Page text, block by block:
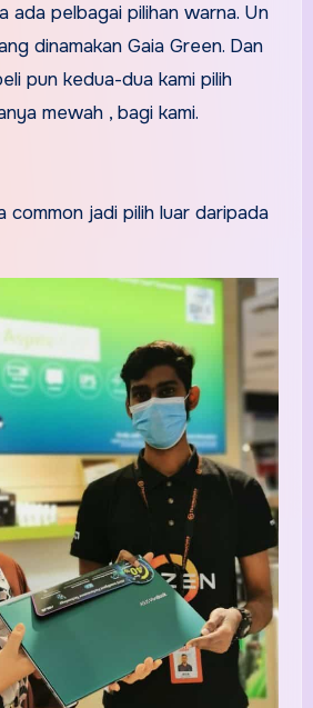
ada pelbagai pilihan warna. Un
dinamakan Gaia Green. Dan
pun kedua-dua kami pilih
mewah , bagi kami.
common jadi pilih luar daripada